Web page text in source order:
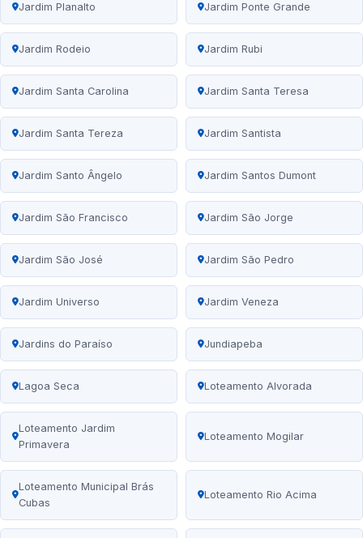
Jardim Planalto Jardim Ponte Grande
Jardim Rodeio Jardim Rubi
Jardim Santa Carolina Jardim Santa Teresa
Jardim Santa Tereza Jardim Santista
Jardim Santo Ângelo Jardim Santos Dumont
Jardim São Francisco Jardim São Jorge
Jardim São José Jardim São Pedro
Jardim Universo Jardim Veneza
Jardins do Paraíso Jundiapeba
Lagoa Seca Loteamento Alvorada
Loteamento Jardim
Primavera
Loteamento Mogilar
Loteamento Municipal Brás
Cubas
Loteamento Rio Acima